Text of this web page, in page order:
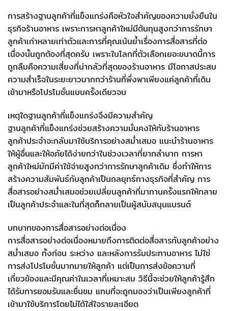
การสร้างฐานลูกค้าที่แข็งแกร่งคือหัวใจสำคัญของความยั่งยืนใน
ธุรกิจร้านอาหาร เพราะการหาลูกค้าใหม่มีต้นทุนสูงกว่าการรักษา
ลูกค้าเก่าหลายเท่าตัวและการที่คุณเน้นย้ำเรื่องการสื่อสารที่ต่อ
เนื่องนั้นถูกต้องที่สุดครับ เพราะในโลกที่ตัวเลือกเยอะขนาดนี้การ
ถูกลืมคือความเสี่ยงที่น่ากลัวที่สุดของร้านอาหาร มีโอกาสประสบ
ความสำเร็จในระยะยาวมากกว่าร้านที่พึ่งพาเพียงแค่ลูกค้าที่เดิน
เข้ามาหรือโปรโมชั่นแบบครั้งเดียวจบ
เหตุใดฐานลูกค้าที่แข็งแกร่งจึงมีความสำคัญ
ฐานลูกค้าที่แข็งแกร่งช่วยสร้างความมั่นคงให้กับร้านอาหาร
ลูกค้าประจำจะกลับมาใช้บริการอย่างสม่ำเสมอ แนะนำร้านอาหาร
ให้ผู้อื่นและให้อภัยได้ง่ายกว่าในช่วงเวลาที่ยากลำบาก การหา
ลูกค้าใหม่มักมีค่าใช้จ่ายสูงกว่าการรักษาลูกค้าเดิม ซึ่งทำให้การ
สร้างความสัมพันธ์กับลูกค้าเป็นกลยุทธ์ทางธุรกิจที่สำคัญ การ
สื่อสารอย่างสม่ำเสมอช่วยเปลี่ยนลูกค้าที่มาทานครั้งแรกให้กลาย
เป็นลูกค้าประจำและในที่สุดก็กลายเป็นผู้สนับสนุนแบรนด์
บทบาทของการสื่อสารอย่างต่อเนื่อง
การสื่อสารอย่างต่อเนื่องหมายถึงการติดต่อสื่อสารกับลูกค้าอย่าง
สม่ำเสมอ ทั้งก่อน ระหว่าง และหลังการรับประทานอาหาร ไม่ใช่
การส่งโปรโมชั่นมากมายให้ลูกค้า แต่เป็นการส่งข้อความที่
เกี่ยวข้องและมีคุณค่าในเวลาที่เหมาะสม วิธีนี้จะช่วยให้ลูกค้ารู้สึก
ได้รับการยอมรับและชื่นชม แทนที่จะถูกมองว่าเป็นเพียงลูกค้าที่
เข้ามาใช้บริการโดยไม่ได้ใส่ใจรายละเอียด